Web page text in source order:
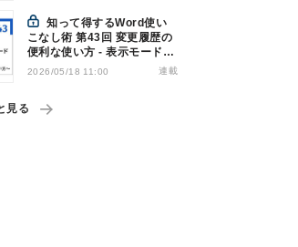
知って得するWord使い
こなし術 第43回 変更履歴の
便利な使い方 - 表示モードの
切り替え、ユーザー名の変更
2026/05/18 11:00 連載
見る